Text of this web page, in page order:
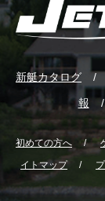
新艇カタログ
報
初めての方へ
イトマップ